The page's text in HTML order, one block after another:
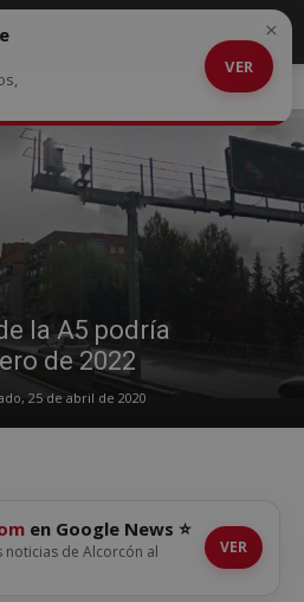
la A5 podría
de 2022
25 de abril de 2020
VER
×
en Google News ⭐
noticias de Alcorcón al
VER